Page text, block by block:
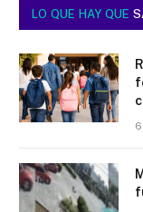
LO QUE HAY QUE